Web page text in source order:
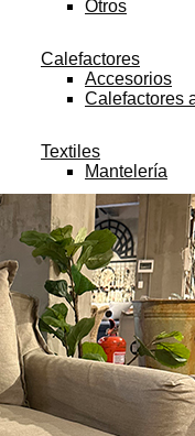
Otros
Calefactores
Accesorios
Calefactores
Textiles
Mantelería